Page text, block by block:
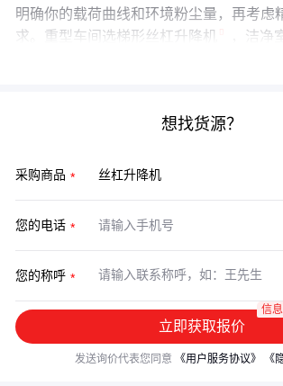
明确你的载荷曲线和环境粉尘量，再考虑
求。重型车间选梯形丝杠升降机
，洁净
想找货源？
采购商品
您的电话
您的称呼
立即获取报价
信
发送询价代表您同意 《用户服务协议》 《